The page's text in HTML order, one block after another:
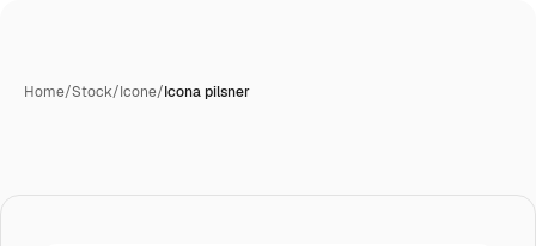
Home/Stock/Icone/Icona pilsner